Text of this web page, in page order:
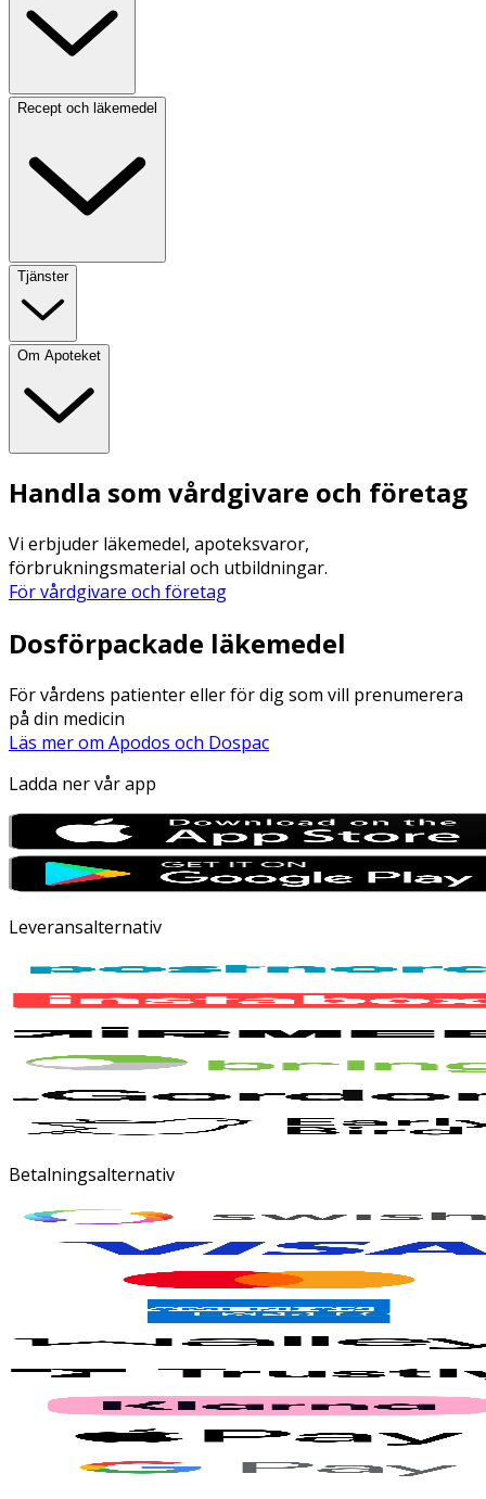
Recept och läkemedel
Tjänster
Om Apoteket
Handla som vårdgivare och företag
Vi erbjuder läkemedel, apoteksvaror,
förbrukningsmaterial och utbildningar.
För vårdgivare och företag
Dosförpackade läkemedel
För vårdens patienter eller för dig som vill prenumerera
på din medicin
Läs mer om Apodos och Dospac
Ladda ner vår app
Leveransalternativ
Betalningsalternativ